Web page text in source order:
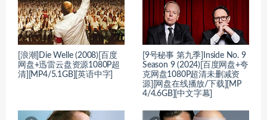
[浪潮]Die Welle (2008)[百度
网盘+迅雷云盘资源1080P超
清][MP4/5.1GB][英语中字]
[9号秘事 第九季]Inside No. 9
Season 9 (2024)[百度网盘+夸
克网盘1080P超清未删减资
源][网盘在线播放/下载][MP
4/4.6GB][中文字幕]